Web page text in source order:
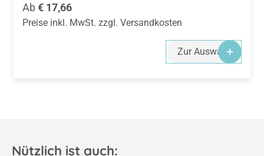
Regulärer Preis:
Ab€ 17,66
Preise inkl. MwSt. zzgl. Versandkosten
Zur Auswahl
Nützlich ist auch: